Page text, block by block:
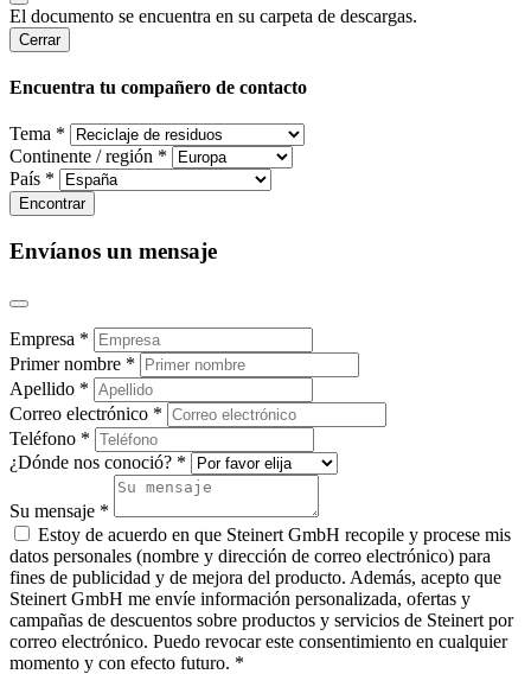
El documento se encuentra en su carpeta de descargas.
Cerrar
Encuentra tu compañero de contacto
Tema *
Continente / región *
País *
Envíanos un mensaje
Empresa *
Primer nombre *
Apellido *
Correo electrónico *
Teléfono *
¿Dónde nos conoció? *
Su mensaje *
Estoy de acuerdo en que Steinert GmbH recopile y procese mis
datos personales (nombre y dirección de correo electrónico) para
fines de publicidad y de mejora del producto. Además, acepto que
Steinert GmbH me envíe información personalizada, ofertas y
campañas de descuentos sobre productos y servicios de Steinert por
correo electrónico. Puedo revocar este consentimiento en cualquier
momento y con efecto futuro. *